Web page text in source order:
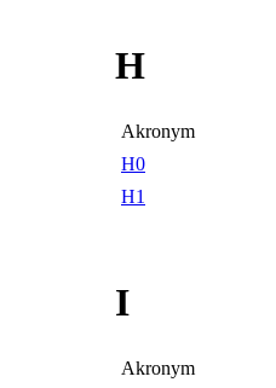
H
Akronym
H0
H1
I
Akronym